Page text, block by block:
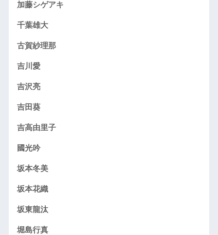
加藤シゲアキ
千葉雄大
古賀紗理那
吉川愛
吉沢亮
吉田葵
吉高由里子
國光吟
坂本冬美
坂本花織
坂東龍汰
堀島行真